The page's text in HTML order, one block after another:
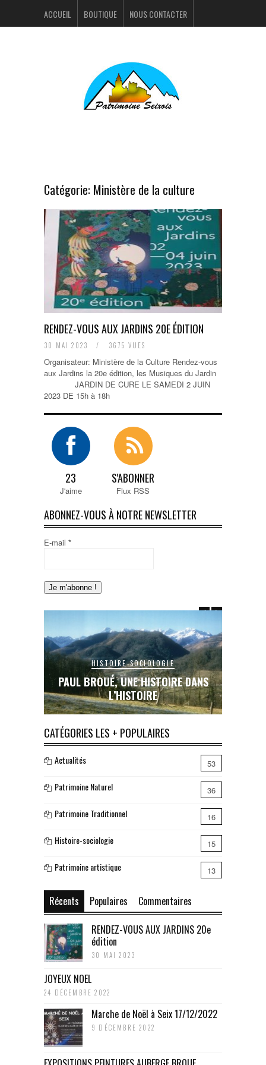
ACCUEIL BOUTIQUE NOUS CONTACTER
Catégorie: Ministère de la culture
RENDEZ-VOUS AUX JARDINS 20E ÉDITION
30 MAI 2023 / 3675 VUES
Organisateur: Ministère de la Culture Rendez-vous
aux Jardins la 20e édition, les Musiques du Jardin
JARDIN DE CURE LE SAMEDI 2 JUIN
2023 DE 15h à 18h
23
J'aime
S'ABONNER
Flux RSS
ABONNEZ-VOUS À NOTRE NEWSLETTER
E-mail *
HISTOIRE-SOCIOLOGIE
PAUL BROUÉ, UNE HISTOIRE DANS
L’HISTOIRE
CATÉGORIES LES + POPULAIRES
Actualités 53
Patrimoine Naturel 36
Patrimoine Traditionnel 16
Histoire-sociologie 15
Patrimoine artistique 13
Récents Populaires
Commentaires
RENDEZ-VOUS AUX JARDINS 20e
édition
30 MAI 2023
JOYEUX NOEL
24 DÉCEMBRE 2022
Marche de Noël à Seix 17/12/2022
9 DÉCEMBRE 2022